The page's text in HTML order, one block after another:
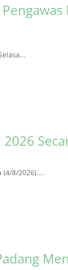
8/2026)....